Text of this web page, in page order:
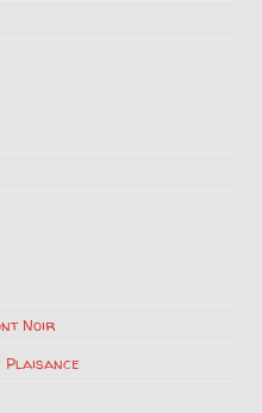
Noir